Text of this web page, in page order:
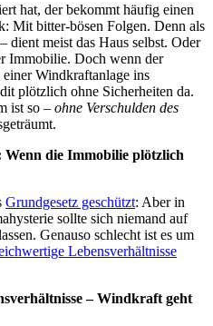
hat, der bekommt häufig einen
Mit bitter-bösen Folgen. Denn als
dient meist das Haus selbst. Oder
Immobilie. Doch wenn der
Windkraftanlage ins
plötzlich ohne Sicherheiten da.
ist so – ohne Verschulden des
Wenn die Immobilie plötzlich
Grundgesetz geschützt: Aber in
sollte sich niemand auf
Genauso schlecht ist es um
Lebensverhältnisse
– Windkraft geht